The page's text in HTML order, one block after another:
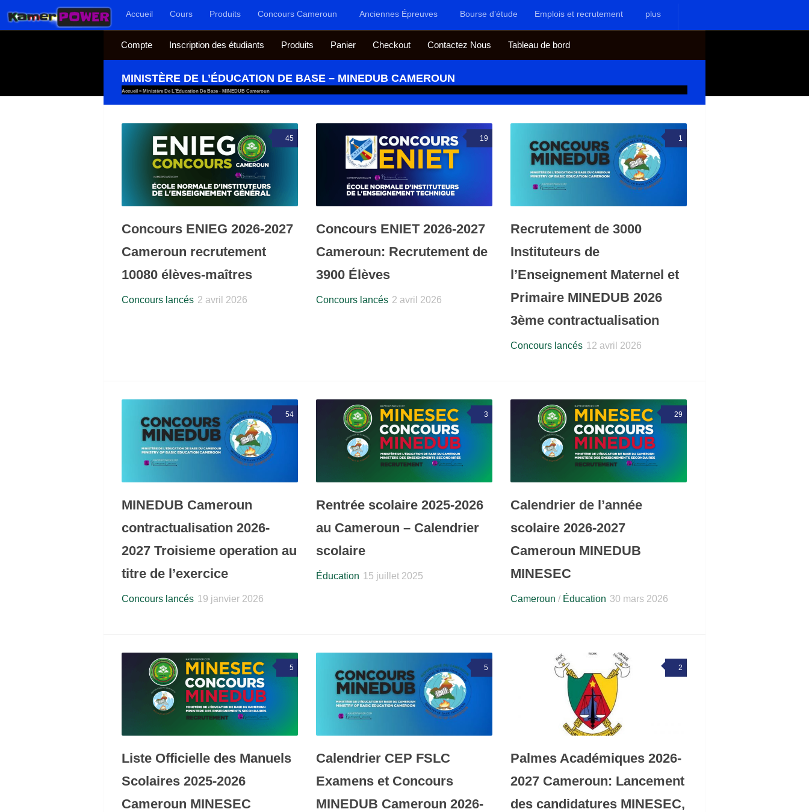
Au dessous du contenuAccueil Cours Produits Concours Cameroun Anciennes Épreuves Bourse d’étude Emplois et recrutement plus
Compte Inscription des étudiants Produits Panier Checkout Contactez Nous Tableau de bord
MINISTÈRE DE L’ÉDUCATION DE BASE – MINEDUB CAMEROUN
Accueil » Ministère De L’Éducation De Base - MINEDUB Cameroun
45
Concours ENIEG 2026-2027
Cameroun recrutement
10080 élèves-maîtres
Concours lancés 2 avril 2026
19
Concours ENIET 2026-2027
Cameroun: Recrutement de
3900 Élèves
Concours lancés 2 avril 2026
1
Recrutement de 3000
Instituteurs de
l’Enseignement Maternel et
Primaire MINEDUB 2026
3ème contractualisation
Concours lancés 12 avril 2026
54
MINEDUB Cameroun
contractualisation 2026-
2027 Troisieme operation au
titre de l’exercice
Concours lancés 19 janvier 2026
3
Rentrée scolaire 2025-2026
au Cameroun – Calendrier
scolaire
Éducation 15 juillet 2025
29
Calendrier de l’année
scolaire 2026-2027
Cameroun MINEDUB
MINESEC
Cameroun / Éducation 30 mars 2026
5
Liste Officielle des Manuels
Scolaires 2025-2026
Cameroun MINESEC
5
Calendrier CEP FSLC
Examens et Concours
MINEDUB Cameroun 2026-
2
Palmes Académiques 2026-
2027 Cameroun: Lancement
des candidatures MINESEC,